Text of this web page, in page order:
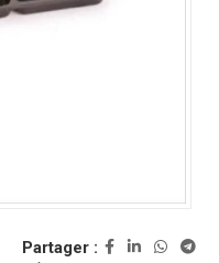
Partager :